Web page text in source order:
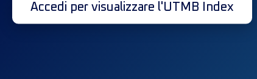
Accedi per visualizzare l'UTMB Index